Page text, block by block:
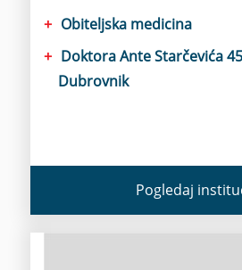
Obiteljska medicina
Doktora Ante Starčevića
Dubrovnik
Pogledaj